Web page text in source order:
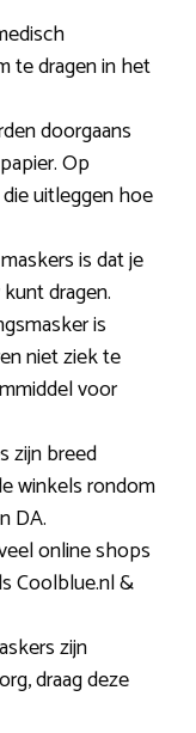
te dragen in het
doorgaans
Op
uitleggen hoe
is dat je
dragen.
is
niet ziek te
voor
zijn breed
winkels rondom
DA.
online shops
Coolblue.nl &
zijn
draag deze